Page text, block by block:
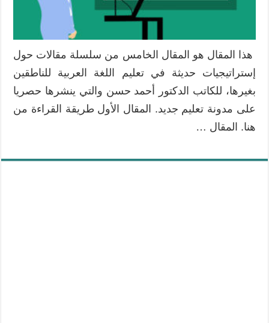
بغيرها
:
السمعية
الشفوية
–
الجزء
الثاني-
مغلقة
هذا المقال هو المقال الخامس من سلسلة مقالات حول
إستراتيجيات حديثة في تعليم اللغة العربية للناطقين
بغيرها، للكاتب الدكتور أحمد حسن والتي ينشرها حصريا
على مدونة تعليم جديد. المقال الأول طريقة القراءة من
هنا. المقال …